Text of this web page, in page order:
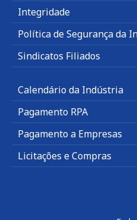
Integridade
Política de Segurança da
Sindicatos Filiados
Calendário da Indústria
Pagamento RPA
Pagamento a Empresas
Licitações e Compras